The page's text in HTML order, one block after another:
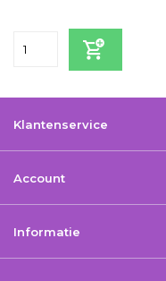
Klantenservice
Account
Informatie